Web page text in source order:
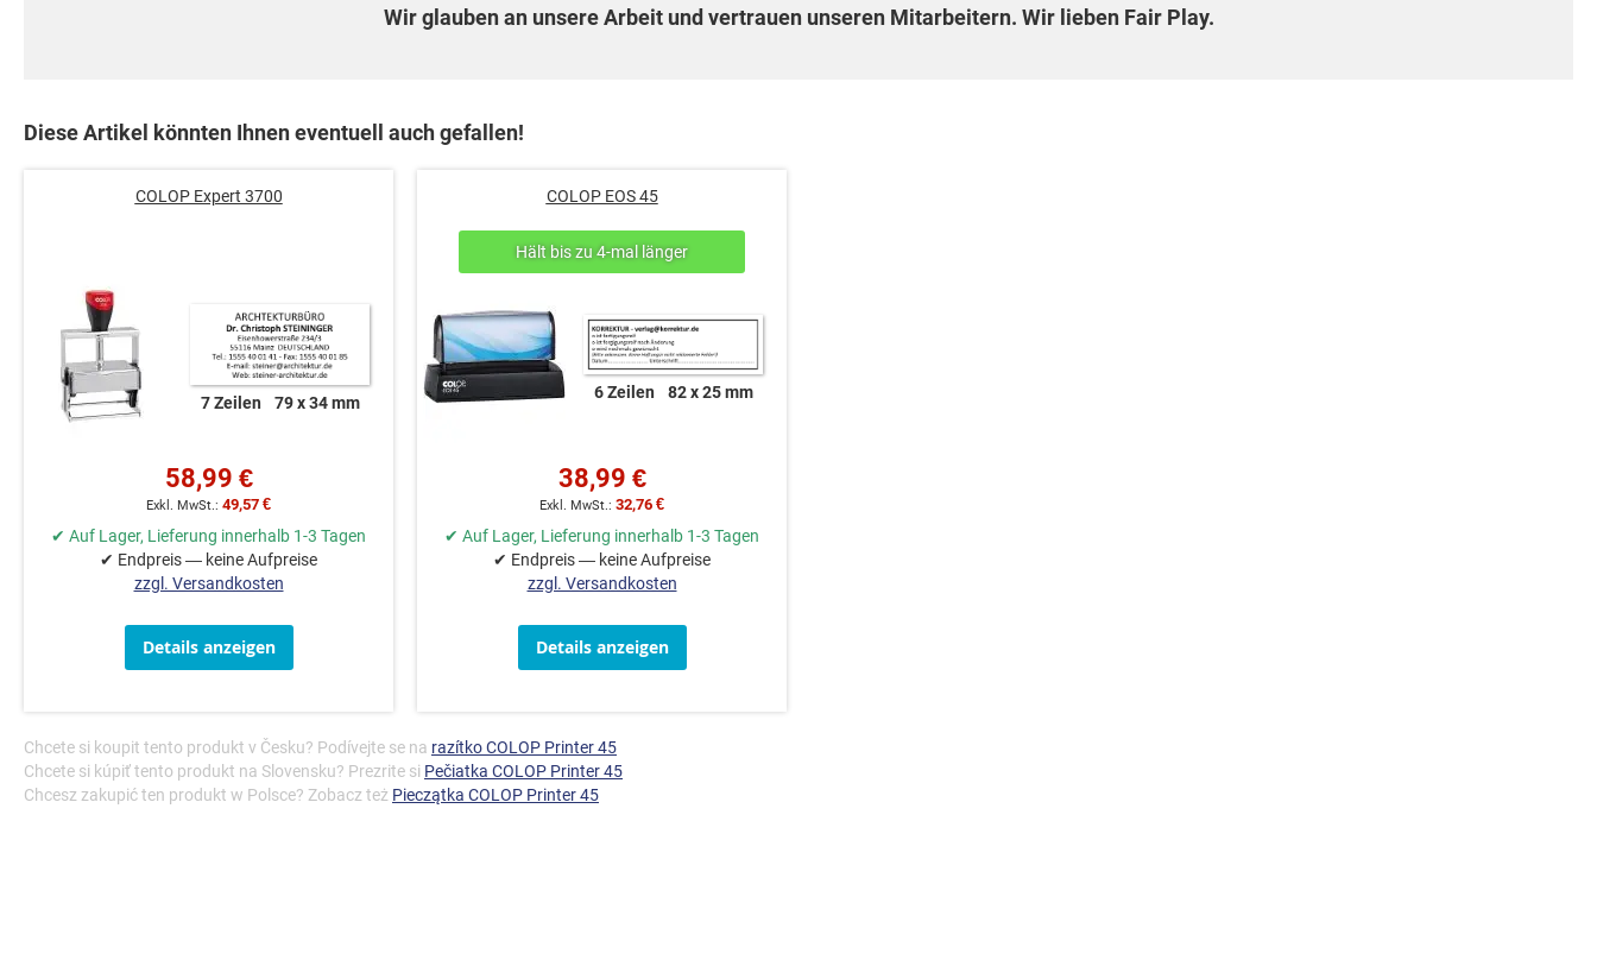
Wir glauben an unsere Arbeit und vertrauen unseren Mitarbeitern. Wir lieben Fair Play.
Diese Artikel könnten Ihnen eventuell auch gefallen!
COLOP Expert 3700
7 Zeilen 79 x 34 mm
58,99 €
49,57 €
✔ Auf Lager, Lieferung innerhalb 1-3 Tagen
✔ Endpreis — keine Aufpreise
zzgl. Versandkosten
Details anzeigen
COLOP EOS 45
6 Zeilen 82 x 25 mm
38,99 €
32,76 €
✔ Auf Lager, Lieferung innerhalb 1-3 Tagen
✔ Endpreis — keine Aufpreise
zzgl. Versandkosten
Details anzeigen
Chcete si koupit tento produkt v Česku? Podívejte se na razítko COLOP Printer 45
Chcete si kúpiť tento produkt na Slovensku? Prezrite si Pečiatka COLOP Printer 45
Chcesz zakupić ten produkt w Polsce? Zobacz też Pieczątka COLOP Printer 45